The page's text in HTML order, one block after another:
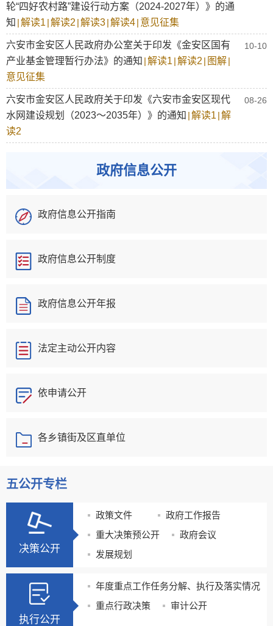
轮“四好农村路”建设行动方案（2024-2027年）》的通
知 |解读1 |解读2 |解读3|解读4| 意见征集
10-10
六安市金安区人民政府办公室关于印发《金安区国有
产业基金管理暂行办法》的通知 |解读1 |解读2 | 图解|
意见征集
08-26
六安市金安区人民政府关于印发《六安市金安区现代
水网建设规划（2023～2035年）》的通知 |解读1 |解
读2
政府信息公开
政府信息公开指南
政府信息公开制度
政府信息公开年报
法定主动公开内容
依申请公开
各乡镇街及区直单位
五公开专栏
决策公开
政策文件
政府工作报告
重大决策预公开
政府会议
发展规划
执行公开
年度重点工作任务分解、执行及落实情况
重点行政决策
审计公开